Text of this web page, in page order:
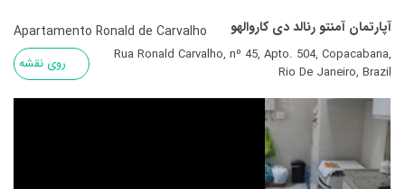
آپارتمان آمنتو رنالد دی کاروالهو Apartamento Ronald de Carvalho
Rua Ronald Carvalho, nº 45, Apto. 504, Copacabana,
Rio De Janeiro, Brazil
روی نقشه